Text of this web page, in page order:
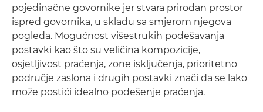
pojedinačne govornike jer stvara prirodan prostor
ispred govornika, u skladu sa smjerom njegova
pogleda. Mogućnost višestrukih podešavanja
postavki kao što su veličina kompozicije,
osjetljivost praćenja, zone isključenja, prioritetno
područje zaslona i drugih postavki znači da se lako
može postići idealno podešenje praćenja.